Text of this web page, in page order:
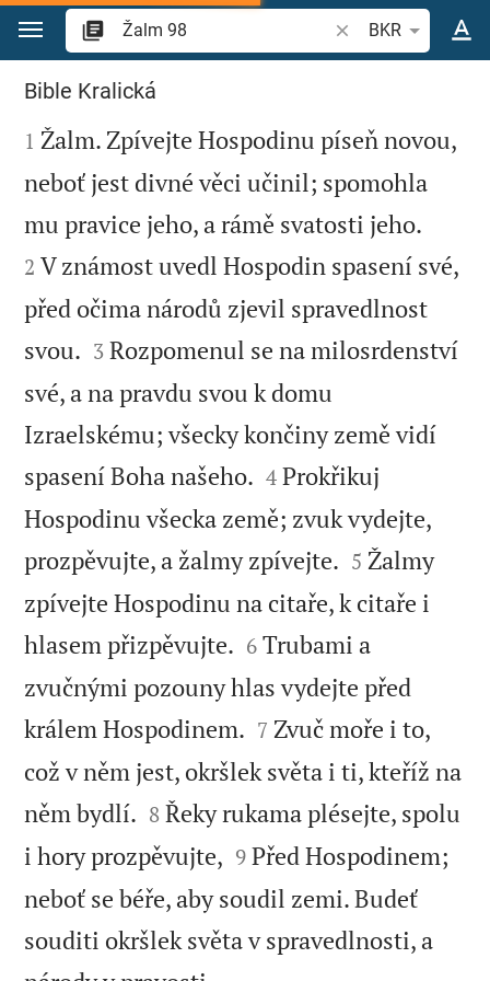
Přejít na obsah
Vyhledat biblický
BKR
Žalm 98
Bible Kralická

1 Žalm. Zpívejte Hospodinu píseň novou,
neboť jest divné věci učinil; spomohla
mu pravice jeho, a rámě svatosti jeho.
2 V známost uvedl Hospodin spasení své,
před očima národů zjevil spravedlnost
svou. 

3 Rozpomenul se na milosrdenství
své, a na pravdu svou k domu
Izraelskému; všecky končiny země vidí
spasení Boha našeho. 

4 Prokřikuj
Hospodinu všecka země; zvuk vydejte,
prozpěvujte, a žalmy zpívejte. 

5 Žalmy
zpívejte Hospodinu na citaře, k citaře i
hlasem přizpěvujte. 

6 Trubami a
zvučnými pozouny hlas vydejte před
králem Hospodinem. 

7 Zvuč moře i to,
což v něm jest, okršlek světa i ti, kteříž na
něm bydlí. 

8 Řeky rukama plésejte, spolu
i hory prozpěvujte, 

9 Před Hospodinem;
neboť se béře, aby soudil zemi. Budeť
souditi okršlek světa v spravedlnosti, a